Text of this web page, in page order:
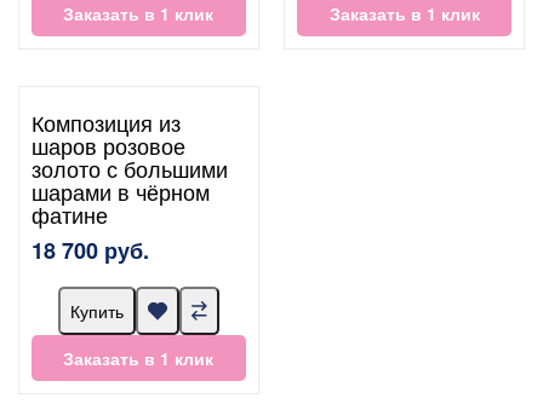
Заказать в 1 клик
Заказать в 1 клик
Композиция из
шаров розовое
золото с большими
шарами в чёрном
фатине
18 700 руб.
Купить
Заказать в 1 клик